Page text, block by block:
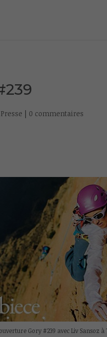
Presse | 0 commentaires
Gory #239 avec Liv Sansoz